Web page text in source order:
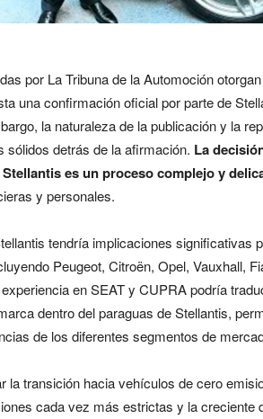
por La Tribuna de la Automoción
una confirmación oficial por parte de
la naturaleza de la publicación y la
sólidos detrás de la afirmación. La
es un proceso complejo y
y personales.
tendría implicaciones significativas
Peugeot, Citroën, Opel, Vauxhall,
en SEAT y CUPRA podría
dentro del paraguas de Stellantis,
de los diferentes segmentos de
la transición hacia vehículos de cero
cada vez más estrictas y la creciente